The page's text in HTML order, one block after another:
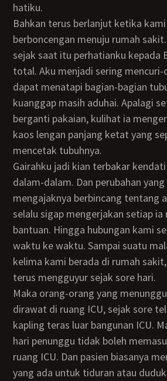
hatiku.
Bahkan terus berlanjut ketika kami kembali
berboncengan menuju rumah
sejak saat itu perhatianku kepada
total. Aku menjadi sering mencuri-
dapat menatapi bagian-bagian
kuanggap masih aduhai. Apalagi
berganti pakaian, kulihat ia
kaos lengan panjang ketat yang
mencetak tubuhnya.
Gairahku jadi kian terbakar kendati tetap kupendam
dalam-dalam. Dan perubahan
mengajaknya berbincang tentang
selalu sigap mengerjakan setiap
bantuan. Hingga hubungan kami
waktu ke waktu. Sampai suatu
kelima kami berada di rumah
terus mengguyur sejak sore hari.
Maka orang-orang yang menunggui pasien yang
dirawat di ruang ICU, sejak sore
kapling teras luar bangunan ICU.
hari penunggu tidak boleh
ruang ICU. Dan pasien biasanya
yang ada untuk tiduran atau